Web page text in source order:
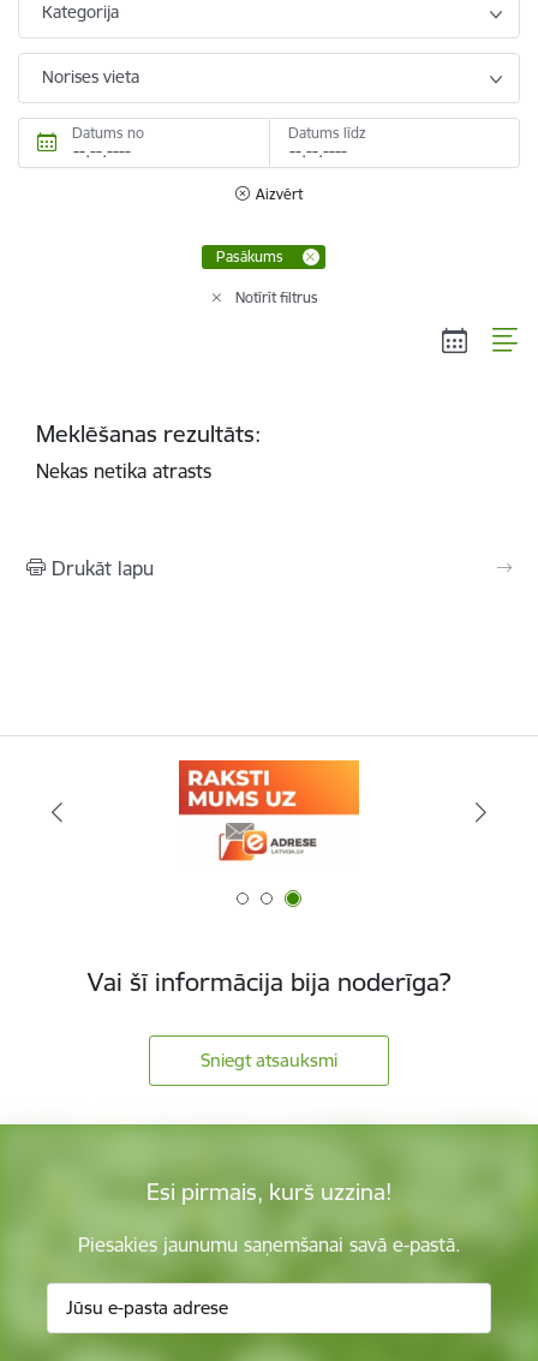
Kategorija
Norises vieta
Datums no Datums līdz
Aizvērt
Pasākums
Notīrīt filtrus
Meklēšanas rezultāts:
Nekas netika atrasts
Drukāt lapu
Vai šī informācija bija noderīga?
Sniegt atsauksmi
Esi pirmais, kurš uzzina!
Piesakies jaunumu saņemšanai savā e-pastā.